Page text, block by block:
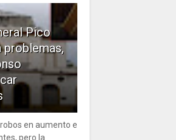
Pico
problemas,
en aumento e
pero la